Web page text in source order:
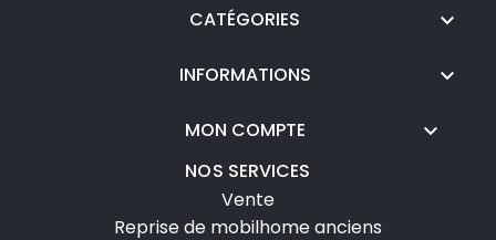
CATÉGORIES 
INFORMATIONS 
MON COMPTE 
NOS SERVICES
Vente
Reprise de mobilhome anciens